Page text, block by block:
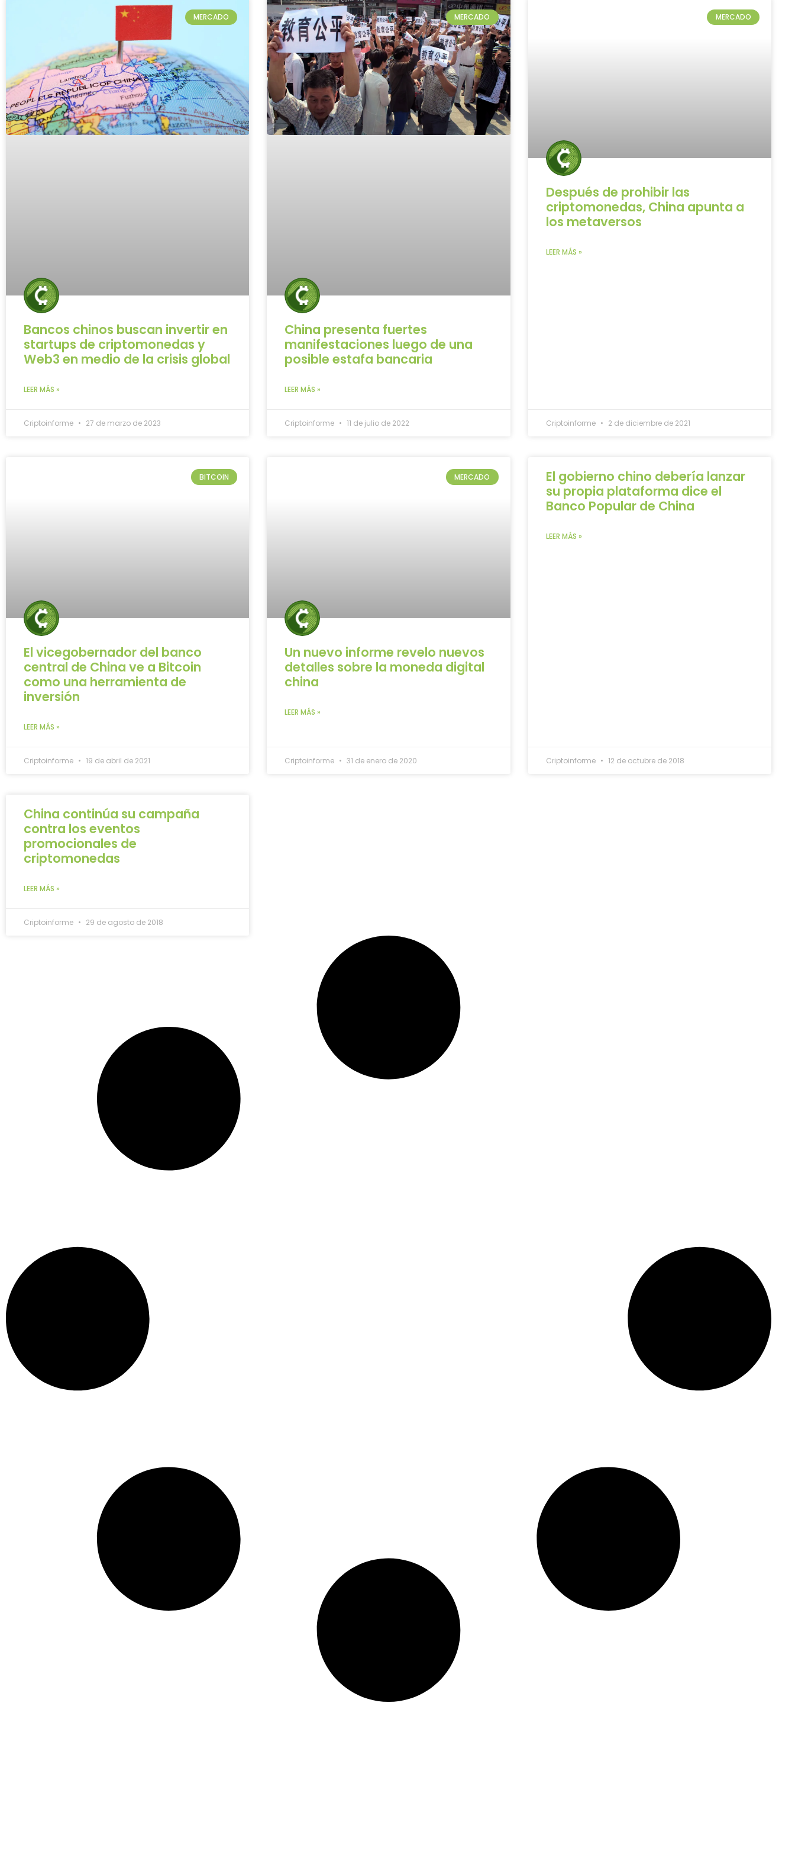
MERCADO
Bancos chinos buscan invertir en
startups de criptomonedas y
Web3 en medio de la crisis global
LEER MÁS »
Criptoinforme 27 de marzo de 2023
MERCADO
China presenta fuertes
manifestaciones luego de una
posible estafa bancaria
LEER MÁS »
Criptoinforme 11 de julio de 2022
MERCADO
Después de prohibir las
criptomonedas, China apunta a
los metaversos
LEER MÁS »
Criptoinforme 2 de diciembre de 2021
BITCOIN
El vicegobernador del banco
central de China ve a Bitcoin
como una herramienta de
inversión
LEER MÁS »
Criptoinforme 19 de abril de 2021
MERCADO
Un nuevo informe revelo nuevos
detalles sobre la moneda digital
china
LEER MÁS »
Criptoinforme 31 de enero de 2020
El gobierno chino debería lanzar
su propia plataforma dice el
Banco Popular de China
LEER MÁS »
Criptoinforme 12 de octubre de 2018
China continúa su campaña
contra los eventos
promocionales de
criptomonedas
LEER MÁS »
Criptoinforme 29 de agosto de 2018